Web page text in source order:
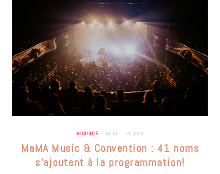
MUSIQUE 14 JUILLET 2023
MaMA Music & Convention : 41 noms
s’ajoutent à la programmation!